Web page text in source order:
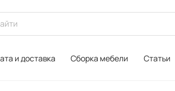
и доставка Сборка мебели Статьи